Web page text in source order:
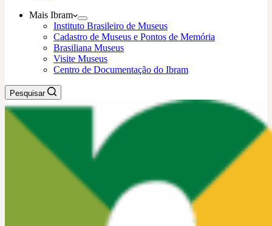
Mais Ibram
Instituto Brasileiro de Museus
Cadastro de Museus e Pontos de Memória
Brasiliana Museus
Visite Museus
Centro de Documentação do Ibram
Pesquisar